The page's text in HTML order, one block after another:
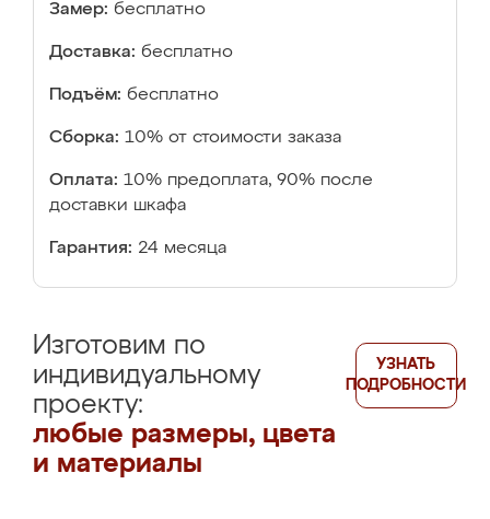
Замер: бесплатно
Доставка: бесплатно
Подъём: бесплатно
Сборка: 10% от стоимости заказа
Оплата: 10% предоплата, 90% после
доставки шкафа
Гарантия: 24 месяца
Изготовим по
индивидуальному
проекту:
любые размеры, цвета
и материалы
УЗНАТЬ
ПОДРОБНОСТИ